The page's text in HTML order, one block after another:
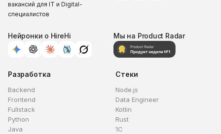
вакансий для IT и Digital-
специалистов
Нейронки о HireHi Мы на Product Radar
Разработка
Backend
Frontend
Fullstack
Python
Java
Стеки
Node.js
Data Engineer
Kotlin
Rust
1C